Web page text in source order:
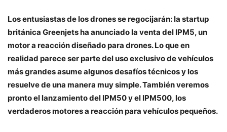
Los entusiastas de los drones se regocijarán: la startup
británica Greenjets ha anunciado la venta del IPM5, un
motor a reacción diseñado para drones. Lo que en
realidad parece ser parte del uso exclusivo de vehículos
más grandes asume algunos desafíos técnicos y los
resuelve de una manera muy simple. También veremos
pronto el lanzamiento del IPM50 y el IPM500, los
verdaderos motores a reacción para vehículos pequeños.